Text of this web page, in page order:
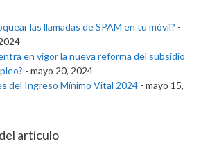
las llamadas de SPAM en tu móvil? -
en vigor la nueva reforma del subsidio
- mayo 20, 2024
del Ingreso Mínimo Vital 2024 - mayo 15,
artículo